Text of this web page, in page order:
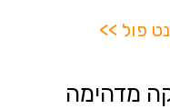
פול >>
מדהימה